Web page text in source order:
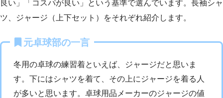
良い」「コスパが良い」という基準で選んでいます。長袖シャ
ツ、ジャージ（上下セット）をそれぞれ紹介します。
元卓球部の一言
冬用の卓球の練習着といえば、ジャージだと思いま
す。下にはシャツを着て、その上にジャージを着る人
が多いと思います。卓球用品メーカーのジャージの値